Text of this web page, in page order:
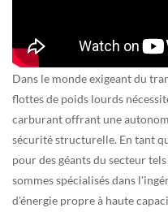
Dans le monde exigeant du
flottes de poids lourds
carburant offrant une
sécurité structurelle. En tant
pour des géants du secteur
sommes spécialisés dans
d'énergie propre à haute